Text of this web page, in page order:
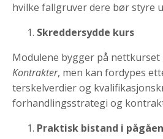
hvilke fallgruver dere bør styre
Skreddersydde kurs
Modulene bygger på nettkurset
Kontrakter, men kan fordypes
terskelverdier og
forhandlingsstrategi og
Praktisk bistand i